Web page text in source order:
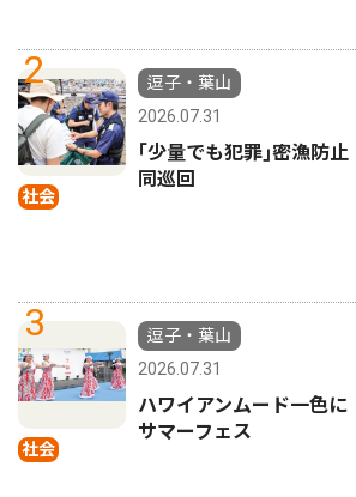
2
社会
逗子・葉山
2026.07.31
｢少量でも犯罪｣密漁防
同巡回
3
社会
逗子・葉山
2026.07.31
ハワイアンムード一色
サマーフェス